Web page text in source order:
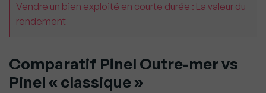
Vendre un bien exploité en courte durée : La valeur du
rendement
Comparatif Pinel Outre-mer vs
Pinel « classique »